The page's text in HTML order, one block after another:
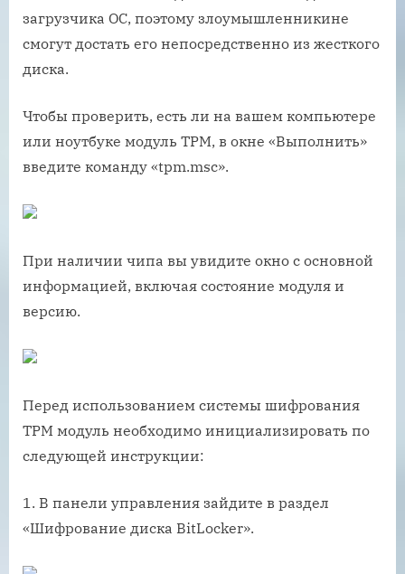
загрузчика ОС, поэтому злоумышленникине
смогут достать его непосредственно из жесткого
диска.
Чтобы проверить, есть ли на вашем компьютере
или ноутбуке модуль TPM, в окне «Выполнить»
введите команду «tpm.msc».
При наличии чипа вы увидите окно с основной
информацией, включая состояние модуля и
версию.
Перед использованием системы шифрования
TPM модуль необходимо инициализировать по
следующей инструкции:
1. В панели управления зайдите в раздел
«Шифрование диска BitLocker».